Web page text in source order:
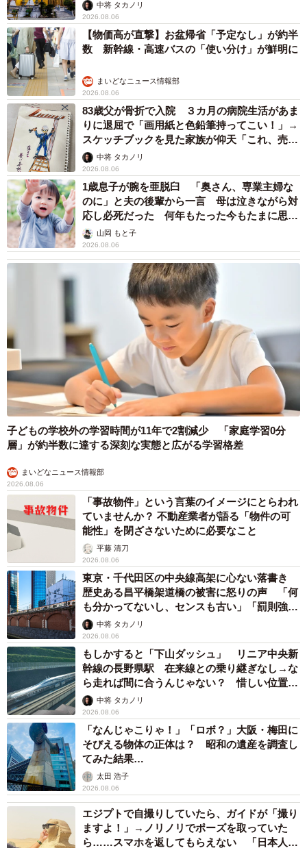
中将 タカノリ
2026.08.06
【物価高が直撃】お盆帰省「予定なし」が約半
数 新幹線・高速バスの「使い分け」が鮮明に
まいどなニュース情報部
2026.08.06
83歳父が骨折で入院 ３カ月の病院生活があま
りに退屈で「画用紙と色鉛筆持ってこい！」→
スケッチブックを見た家族が仰天「これ、売れ
ますよ…」
中将 タカノリ
2026.08.06
1歳息子が腕を亜脱臼 「奥さん、専業主婦な
のに」と夫の後輩から一言 母は泣きながら対
応し必死だった 何年もたった今もたまに思い
出し…山岡 もと子
2026.08.06
子どもの学校外の学習時間が11年で2割減少 「家庭学習0分
層」が約半数に達する深刻な実態と広がる学習格差
まいどなニュース情報部
2026.08.06
「事故物件」という言葉のイメージにとらわれ
ていませんか？ 不動産業者が語る「物件の可
能性」を閉ざさないために必要なこと
平藤 清刀
2026.08.06
東京・千代田区の中央線高架に心ない落書き
歴史ある昌平橋架道橋の被害に怒りの声 「何
も分かってないし、センスも古い」「罰則強化
して」中将 タカノリ
2026.08.06
もしかすると「下山ダッシュ」 リニア中央新
幹線の長野県駅 在来線との乗り継ぎなし→な
ら走れば間に合うんじゃない？ 惜しい位置関
係が反響
中将 タカノリ
2026.08.06
「なんじゃこりゃ！」「ロボ？」大阪・梅田に
そびえる物体の正体は？ 昭和の遺産を調査し
てみた結果…
太田 浩子
2026.08.06
エジプトで自撮りしていたら、ガイドが「撮り
ますよ！」→ノリノリでポーズを取っていた
ら……スマホを返してもらえない 「日本人は